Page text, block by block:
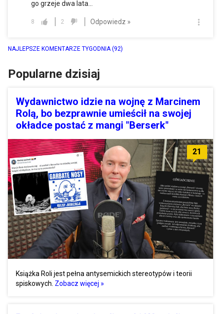
go grzeje dwa lata...
8 2 Odpowiedz »
NAJLEPSZE KOMENTARZE TYGODNIA(92)
Popularne dzisiaj
Wydawnictwo idzie na wojnę z Marcinem
Rolą, bo bezprawnie umieścił na swojej
okładce postać z mangi "Berserk"
21
Książka Roli jest pełna antysemickich stereotypów i teorii
spiskowych. Zobacz więcej »